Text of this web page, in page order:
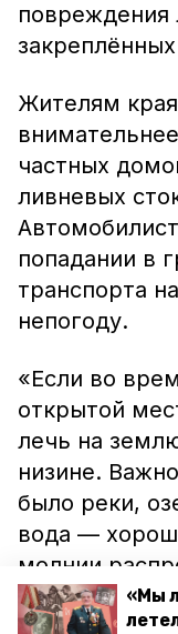
«Мы
повреждения
Жителям
частных
ливневых
попадании в
транспорта
непогоду.
«Если во
открытой
лечь на
низине.
было реки,
вода —
молнии
метров от
МЧС.